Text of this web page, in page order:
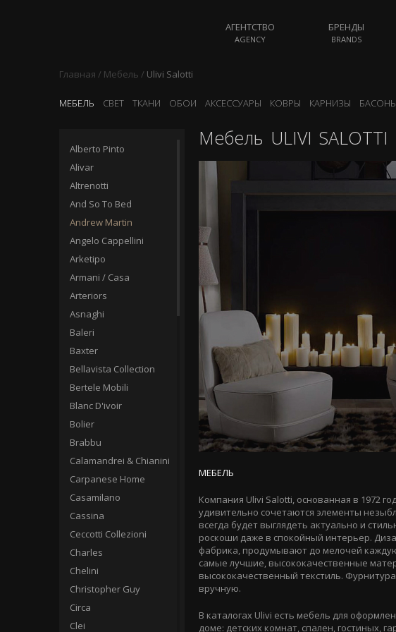
АГЕНТСТВО
AGENCY
БРЕНДЫ
BRANDS
Главная / Мебель / Ulivi Salotti
МЕБЕЛЬ СВЕТ ТКАНИ ОБОИ АКСЕССУАРЫ КОВРЫ КАРНИЗЫ БАСОНЫ
Alberto Pinto
Alivar
Altrenotti
And So To Bed
Andrew Martin
Angelo Cappellini
Arketipo
Armani / Casa
Arteriors
Asnaghi
Baleri
Baxter
Bellavista Collection
Bertele Mobili
Blanc D'ivoir
Bolier
Brabbu
Calamandrei & Chianini
Carpanese Home
Casamilano
Cassina
Ceccotti Collezioni
Charles
Chelini
Christopher Guy
Circa
Clei
Мебель ULIVI SALOTTI
МЕБЕЛЬ
Компания Ulivi Salotti, основанная в 1972
удивительно сочетаются элементы
всегда будет выглядеть актуально и
роскоши даже в спокойный интерьер.
фабрика, продумывают до мелочей
самые лучшие, высококачественные
высококачественный текстиль.
вручную.
В каталогах Ulivi есть мебель для
доме: детских комнат, спален, гостиных,